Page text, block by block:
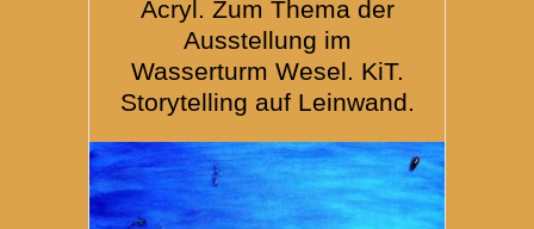
Acryl. Zum Thema der
Ausstellung im
Wasserturm Wesel. KiT.
Storytelling auf Leinwand.